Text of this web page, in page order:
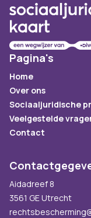
Pagina's
Home
Over ons
Sociaaljuridische
Veelgestelde
Contact
Aidadreef 8
3561 GE Utrecht